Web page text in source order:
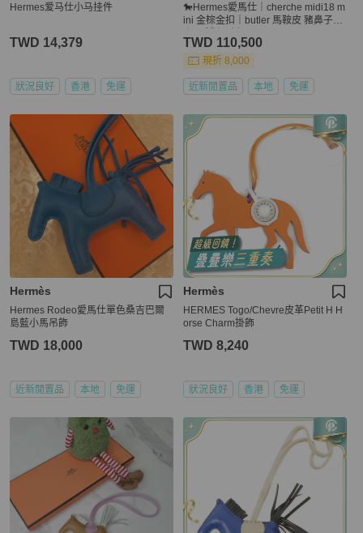
Hermes爱马仕小马挂件
TWD 14,379
狀況良好 香港 免運
🐎Hermes愛馬仕｜cherche midi18 m
ini 金棕金扣｜butler 馬鞍皮 豬鼻子包
TWD 110,500
現折 8,000
近新閒置品 本地 免運
Hermès
Hermes Rodeo愛馬仕單色桑吉巴爾
島藍小馬吊飾
TWD 18,000
近新閒置品 本地 免運
Hermès
HERMES Togo/Chevre皮革Petit H H
orse Charm掛飾
TWD 8,240
狀況良好 香港 免運